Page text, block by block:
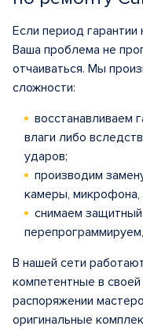
Если период
Ваша проблема не
отчаиваться. Мы
сложности:
восстанавливаем
влаги либо
ударов;
производим
камеры, микрофона,
снимаем
В нашей сети
компетентные в
распоряжении
оригинальные